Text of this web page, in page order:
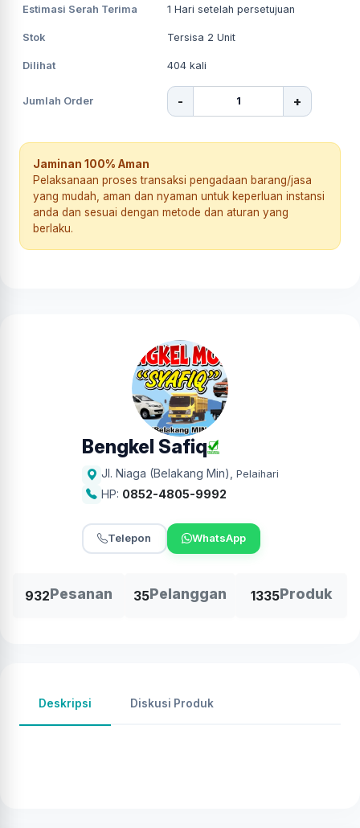
Estimasi Serah Terima 1 Hari setelah persetujuan
Stok Tersisa 2 Unit
Dilihat 404 kali
Jumlah Order - +
Jaminan 100% Aman
Pelaksanaan proses transaksi pengadaan barang/jasa
yang mudah, aman dan nyaman untuk keperluan instansi
anda dan sesuai dengan metode dan aturan yang
berlaku.
Bengkel Safiq
Jl. Niaga (Belakang Min) Pelaihari
HP: 0852-4805-9992
Telepon WhatsApp
932Pesanan 35Pelanggan 1335Produk
Deskripsi Diskusi Produk